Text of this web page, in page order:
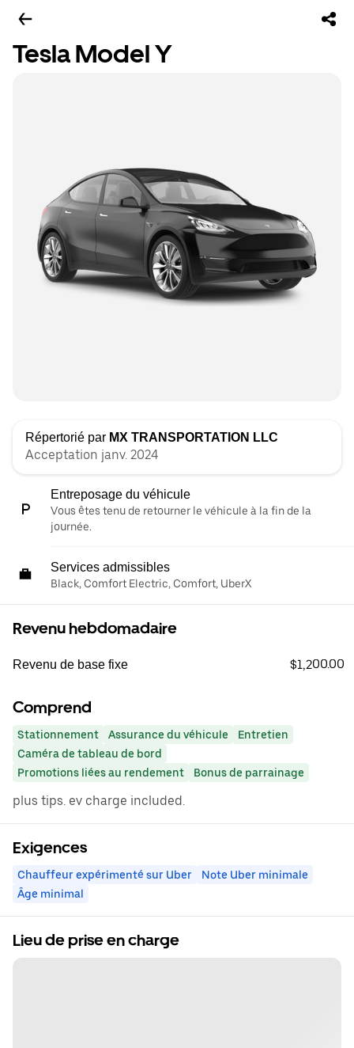
Tesla Model Y
Répertorié par MX TRANSPORTATION LLC
Acceptation janv. 2024
Entreposage du véhicule
Vous êtes tenu de retourner le véhicule à la fin de la
journée.
Services admissibles
Black, Comfort Electric, Comfort, UberX
Revenu hebdomadaire
Revenu de base fixe $1,200.00
Comprend
Stationnement Assurance du véhicule
Entretien
Caméra de tableau de bord
Promotions liées au rendement
Bonus de parrainage
plus tips. ev charge included.
Exigences
Chauffeur expérimenté sur Uber
Note Uber minimale
Âge minimal
Lieu de prise en charge